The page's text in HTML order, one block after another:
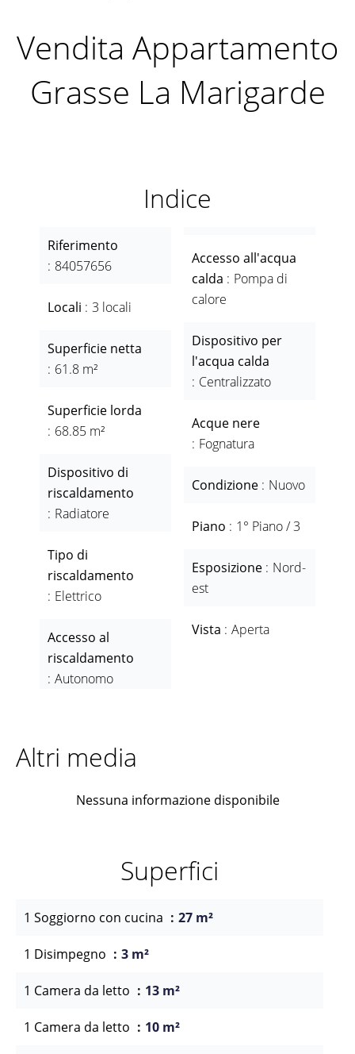
Vendita Appartamento
Grasse La Marigarde
Indice
Riferimento
84057656
Locali 3 locali
Superficie netta
61.8 m²
Superficie lorda
68.85 m²
Dispositivo di
riscaldamento
Radiatore
Tipo di
riscaldamento
Elettrico
Accesso al
riscaldamento
Autonomo
Accesso all'acqua
calda
Pompa di
calore
Dispositivo per
l'acqua calda
Centralizzato
Acque nere
Fognatura
Condizione Nuovo
Piano 1° Piano / 3
Esposizione
Nord-
est
Vista Aperta
Altri media
Nessuna informazione disponibile
Superfici
1 Soggiorno con cucina 27 m²
1 Disimpegno 3 m²
1 Camera da letto 13 m²
1 Camera da letto 10 m²